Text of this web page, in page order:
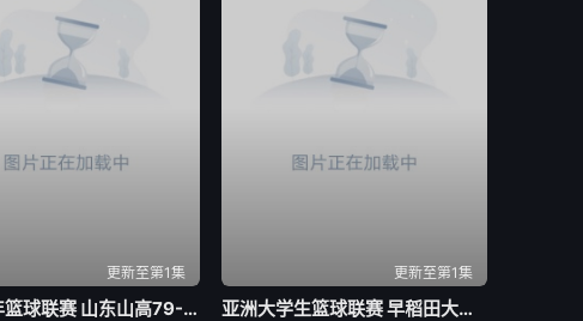
更新至第1集
全国青年篮球联赛 山东山高79-59新疆广汇20260803
更新至第1集
亚洲大学生篮球联赛 早稻田大学VS清华大学20260804